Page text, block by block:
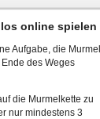
online spielen
Aufgabe, die
des Weges
die Murmelkette zu
nur mindestens 3